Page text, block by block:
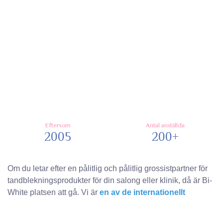
Eftersom
2005
Antal anställda
200+
Om du letar efter en pålitlig och pålitlig grossistpartner för
tandblekningsprodukter för din salong eller klinik, då är Bi-
White platsen att gå. Vi är en av de internationellt